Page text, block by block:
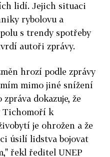
lidí. Jejich situaci
rybolovu a
s trendy spotřeby
autoři zprávy.
hrozí podle zprávy
mimo jiné snížení
dokazuje, že
Tichomoří k
je ohrožen a že
úsilí lidstva bojovat
řekl ředitel UNEP